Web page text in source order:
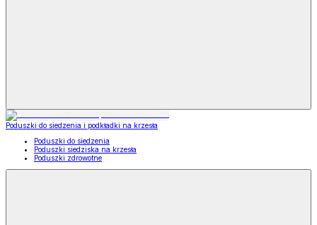
Poduszki do siedzenia i podkładki na krzesła
Poduszki do siedzenia
Poduszki siedziska na krzesła
Poduszki zdrowotne